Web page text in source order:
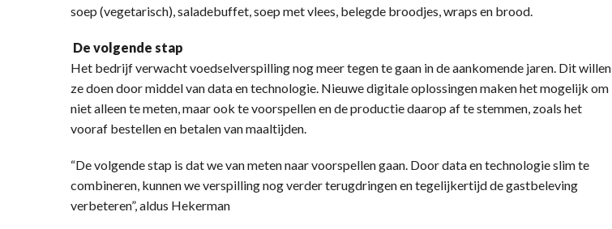
soep (vegetarisch), saladebuffet, soep met vlees, belegde broodjes, wraps en brood.
De volgende stap
Het bedrijf verwacht voedselverspilling nog meer tegen te gaan in de aankomende jaren. Dit willen
ze doen door middel van data en technologie. Nieuwe digitale oplossingen maken het mogelijk om
niet alleen te meten, maar ook te voorspellen en de productie daarop af te stemmen, zoals het
vooraf bestellen en betalen van maaltijden.
“De volgende stap is dat we van meten naar voorspellen gaan. Door data en technologie slim te
combineren, kunnen we verspilling nog verder terugdringen en tegelijkertijd de gastbeleving
verbeteren”, aldus Hekerman